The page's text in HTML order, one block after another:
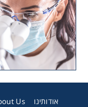
אודותינו Us